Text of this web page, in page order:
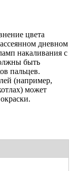
цвета
дневном
накаливания с
быть
пальцев.
(например,
может